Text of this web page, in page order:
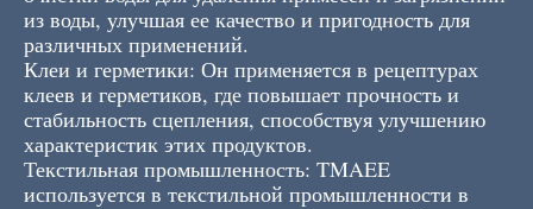
из воды, улучшая ее качество и пригодность для
различных применений.
Клеи и герметики: Он применяется в рецептурах
клеев и герметиков, где повышает прочность и
стабильность сцепления, способствуя улучшению
характеристик этих продуктов.
Текстильная промышленность: TMAEE
используется в текстильной промышленности в